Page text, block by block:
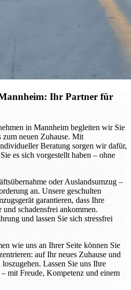
Ihr Partner für
in Mannheim begleiten wir Sie
neuen Zuhause. Mit
Beratung sorgen wir dafür,
es sich vorgestellt haben – ohne
oder Auslandsumzug –
an. Unsere geschulten
garantieren, dass Ihre
schadensfrei ankommen.
und lassen Sie sich stressfrei
wie uns an Ihrer Seite können Sie
auf Ihr neues Zuhause und
Lassen Sie uns Ihre
mit Freude, Kompetenz und einem